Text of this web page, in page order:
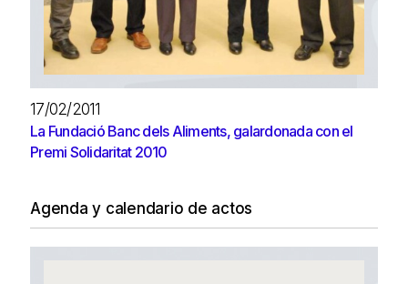
17/02/2011
La Fundació Banc dels Aliments, galardonada con el
Premi Solidaritat 2010
Agenda y calendario de actos